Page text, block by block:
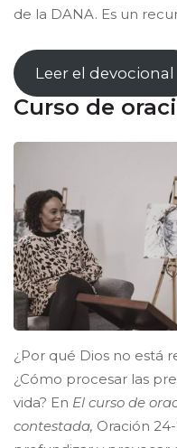
de la DANA. Es un
Leer el devocional
Curso de
¿Por qué Dios no está
¿Cómo procesar las
vida? En El curso de
contestada, Oración